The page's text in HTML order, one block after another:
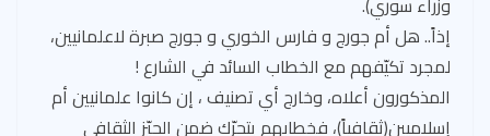
إذاً.. هل أم جورج و فارس الخوري و جورج صبرة لاعلمانيين،
لمجرد تكيّفهم مع الخطاب السائد في الشارع !
المذكورون أعلاه، وخارج أي تصنيف ، إن كانوا علمانيين أم
إسلاميين(ثقافياً)، فخطابهم يتحرّك ضمن الحيّز الثقافي